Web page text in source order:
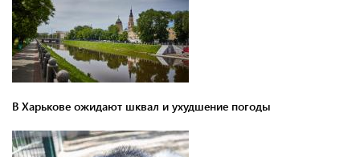
В Харькове ожидают шквал и ухудшение погоды